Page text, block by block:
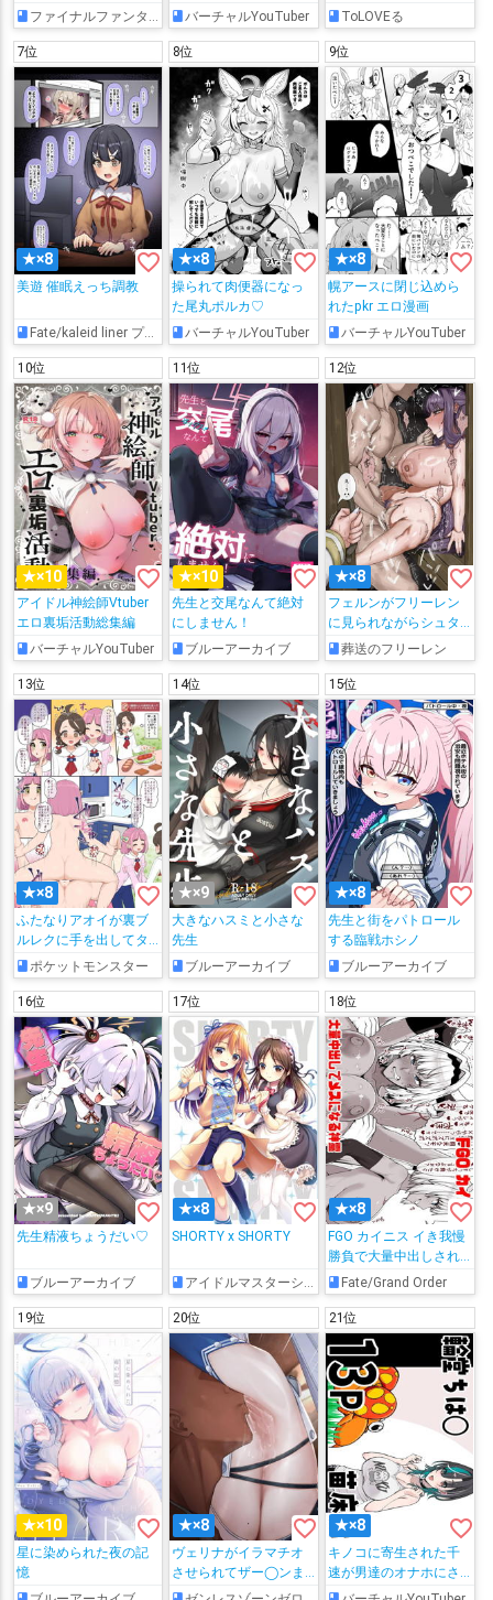
ファイナルファンタジー バーチャルYouTuber
楽堕ちして…フェラやパ
イズリをしてザー◯ン
まみれになったり、噴
乳しながらアヘっちゃ
う♡
ToLOVEる
7位
★×8 favorite_border
美遊 催眠えっち調教
Fate/kaleid liner プリズマ☆イリヤ
8位
★×8 favorite_border
操られて肉便器になっ
た尾丸ポルカ♡
バーチャルYouTuber
9位
★×8 favorite_border
幌アースに閉じ込めら
れたpkr エロ漫画
バーチャルYouTuber
10位
★×10 favorite_border
アイドル神絵師Vtuber
エロ裏垢活動総集編
バーチャルYouTuber
11位
★×10 favorite_border
先生と交尾なんて絶対
にしません！
ブルーアーカイブ
12位
★×8 favorite_border
フェルンがフリーレン
に見られながらシュタ
ルクと汗だくHする♡
葬送のフリーレン
13位
★×8 favorite_border
ふたなりアオイが裏ブ
ルレクに手を出してタ
ロに搾り取られる漫画
3p
ポケットモンスター
14位
★×9 favorite_border
大きなハスミと小さな
先生
ブルーアーカイブ
15位
★×8 favorite_border
先生と街をパトロール
する臨戦ホシノ
ブルーアーカイブ
16位
★×9 favorite_border
先生精液ちょうだい♡
ブルーアーカイブ
17位
★×8 favorite_border
SHORTY x SHORTY
アイドルマスターシンデレラガールズ
18位
★×8 favorite_border
FGO カイニス イき我慢
勝負で大量中出しされ
てメスになる神霊
Fate/Grand Order
19位
★×10 favorite_border
星に染められた夜の記
憶
20位
★×8 favorite_border
ヴェリナがイラマチオ
させられてザー◯ンま
みれになったり…♡
21位
★×8 favorite_border
キノコに寄生された千
速が男達のオナホにさ
れてしまう…